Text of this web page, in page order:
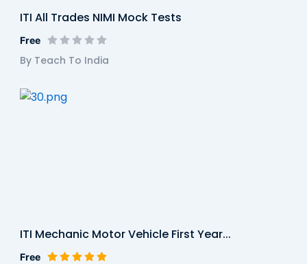
ITI All Trades NIMI Mock Tests
Free
By Teach To India
ITI Mechanic Motor Vehicle First Year...
Free